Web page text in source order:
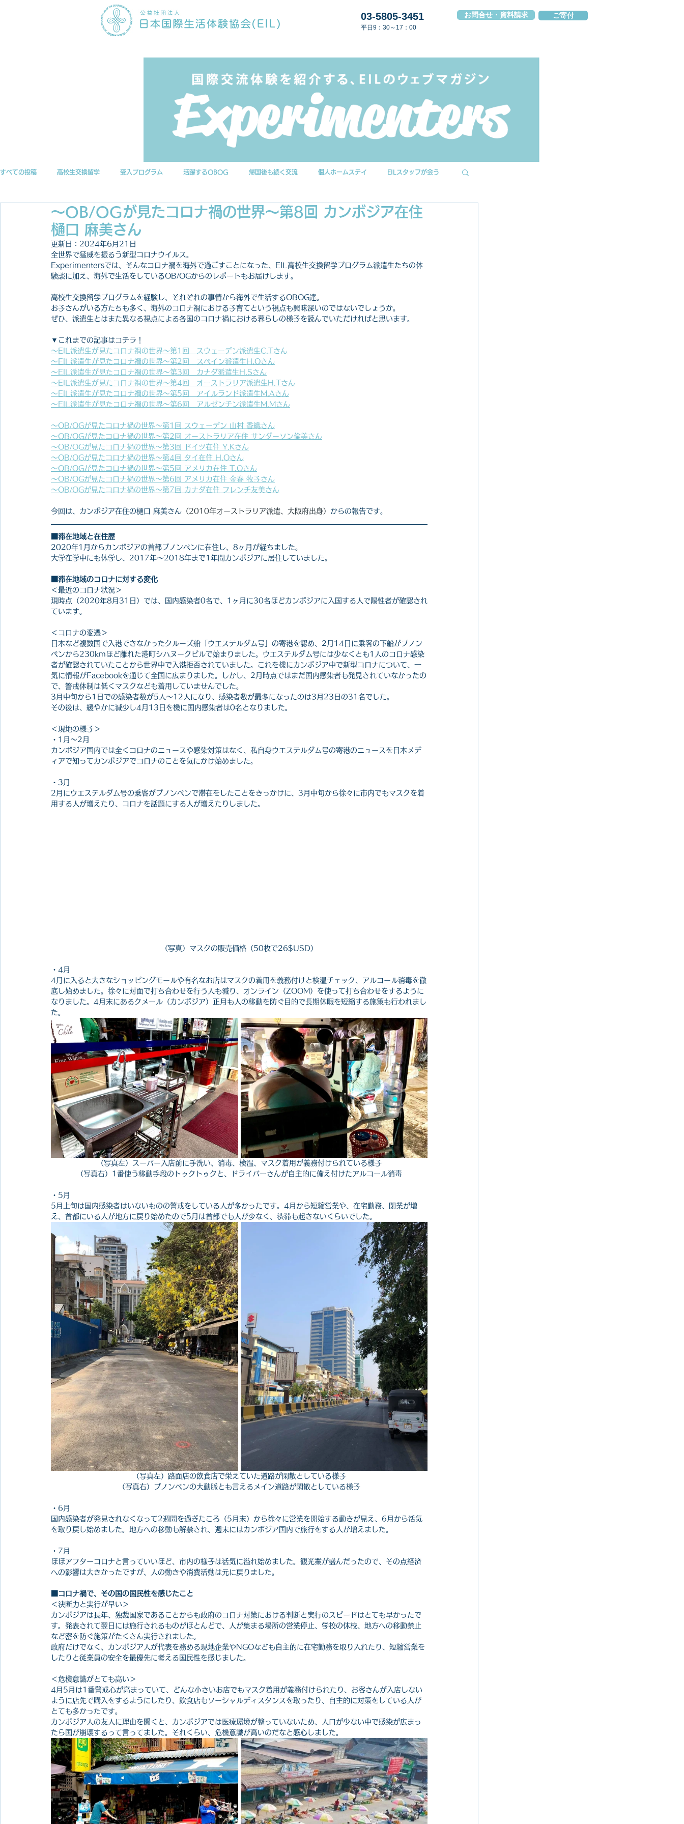
03-5805-3451
平日9：30～17：00
お問合せ・資料請求 ご寄付
すべての投稿 高校生交換留学 受入プログラム 活躍するOBOG 帰国後も続く交流 個人ホームステイ EILスタッフが会う
インターンシップ ニュース EILアーカイブ
～OB/OGが見たコロナ禍の世界～第8回 カンボジア在住
樋口 麻美さん
更新日： 2024年6月21日
全世界で猛威を振るう新型コロナウイルス。
Experimentersでは、そんなコロナ禍を海外で過ごすことになった、EIL高校生交換留学プログラム派遣生たちの体
験談に加え、海外で生活をしているOB/OGからのレポートもお届けします。
高校生交換留学プログラムを経験し、それぞれの事情から海外で生活するOBOG達。
お子さんがいる方たちも多く、海外のコロナ禍における子育てという視点も興味深いのではないでしょうか。
ぜひ、派遣生とはまた異なる視点による各国のコロナ禍における暮らしの様子を読んでいただければと思います。
▼これまでの記事はコチラ！
～EIL派遣生が見たコロナ禍の世界～第1回　スウェーデン派遣生C.Tさん
～EIL派遣生が見たコロナ禍の世界～第2回　スペイン派遣生H.Oさん
～EIL派遣生が見たコロナ禍の世界～第3回　カナダ派遣生H.Sさん
～EIL派遣生が見たコロナ禍の世界～第4回　オーストラリア派遣生H.Tさん
～EIL派遣生が見たコロナ禍の世界～第5回　アイルランド派遣生M.Aさん
～EIL派遣生が見たコロナ禍の世界～第6回　アルゼンチン派遣生M.Mさん
～OB/OGが見たコロナ禍の世界～第1回 スウェーデン 山村 香織さん
～OB/OGが見たコロナ禍の世界～第2回 オーストラリア在住 サンダーソン倫美さん
～OB/OGが見たコロナ禍の世界～第3回 ドイツ在住 Y.Kさん
～OB/OGが見たコロナ禍の世界～第4回 タイ在住 H.Oさん
～OB/OGが見たコロナ禍の世界～第5回 アメリカ在住 T.Oさん
～OB/OGが見たコロナ禍の世界～第6回 アメリカ在住 金春 牧子さん
～OB/OGが見たコロナ禍の世界～第7回 カナダ在住 フレンチ友美さん
今回は、カンボジア在住の樋口 麻美さん （2010年オーストラリア派遣、大阪府出身） からの報告です。
■滞在地域と在住歴
2020年1月からカンボジアの首都プノンペンに在住し、8ヶ月が経ちました。
大学在学中にも休学し、2017年〜2018年まで1年間カンボジアに居住していました。
■滞在地域のコロナに対する変化
＜最近のコロナ状況＞
現時点（2020年8月31日）では、国内感染者0名で、1ヶ月に30名ほどカンボジアに入国する人で陽性者が確認され
ています。
＜コロナの変遷＞
日本など複数国で入港できなかったクルーズ船「ウエステルダム号」の寄港を認め、2月14日に乗客の下船がプノン
ペンから230kmほど離れた港町シハヌークビルで始まりました。ウエステルダム号には少なくとも1人のコロナ感染
者が確認されていたことから世界中で入港拒否されていました。これを機にカンボジア中で新型コロナについて、一
気に情報がFacebookを通じて全国に広まりました。しかし、2月時点ではまだ国内感染者も発見されていなかったの
で、警戒体制は低くマスクなども着用していませんでした。
3月中旬から1日での感染者数が5人〜12人になり、感染者数が最多になったのは3月23日の31名でした。
その後は、緩やかに減少し4月13日を機に国内感染者は0名となりました。
＜現地の様子＞
・1月〜2月
カンボジア国内では全くコロナのニュースや感染対策はなく、私自身ウエステルダム号の寄港のニュースを日本メデ
ィアで知ってカンボジアでコロナのことを気にかけ始めました。
・3月
2月にウエステルダム号の乗客がプノンペンで滞在をしたことをきっかけに、3月中旬から徐々に市内でもマスクを着
用する人が増えたり、コロナを話題にする人が増えたりしました。
（写真）マスクの販売価格（50枚で26$USD）
・4月
4月に入ると大きなショッピングモールや有名なお店はマスクの着用を義務付けと検温チェック、アルコール消毒を徹
底し始めました。徐々に対面で打ち合わせを行う人も減り、オンライン（ZOOM）を使って打ち合わせをするように
なりました。4月末にあるクメール（カンボジア）正月も人の移動を防ぐ目的で長期休暇を短縮する施策も行われまし
た。
（写真左）スーパー入店前に手洗い、消毒、検温、マスク着用が義務付けられている様子
（写真右）1番使う移動手段のトゥクトゥクと、ドライバーさんが自主的に備え付けたアルコール消毒
・5月
5月上旬は国内感染者はいないものの警戒をしている人が多かったです。4月から短縮営業や、在宅勤務、閉業が増
え、首都にいる人が地方に戻り始めたので5月は首都でも人が少なく、渋滞も起きないくらいでした。
（写真左）路面店の飲食店で栄えていた道路が閑散としている様子
（写真右）プノンペンの大動脈とも言えるメイン道路が閑散としている様子
・6月
国内感染者が発見されなくなって2週間を過ぎたころ（5月末）から徐々に営業を開始する動きが見え、6月から活気
を取り戻し始めました。地方への移動も解禁され、週末にはカンボジア国内で旅行をする人が増えました。
・7月
ほぼアフターコロナと言っていいほど、市内の様子は活気に溢れ始めました。観光業が盛んだったので、その点経済
への影響は大きかったですが、人の動きや消費活動は元に戻りました。
■コロナ禍で、その国の国民性を感じたこと
＜決断力と実行が早い＞
カンボジアは長年、独裁国家であることからも政府のコロナ対策における判断と実行のスピードはとても早かったで
す。発表されて翌日には施行されるものがほとんどで、人が集まる場所の営業停止、学校の休校、地方への移動禁止
など密を防ぐ施策がたくさん実行されました。
政府だけでなく、カンボジア人が代表を務める現地企業やNGOなども自主的に在宅勤務を取り入れたり、短縮営業を
したりと従業員の安全を最優先に考える国民性を感じました。
＜危機意識がとても高い＞
4月5月は1番警戒心が高まっていて、どんな小さいお店でもマスク着用が義務付けられたり、お客さんが入店しない
ように店先で購入をするようにしたり、飲食店もソーシャルディスタンスを取ったり、自主的に対策をしている人が
とても多かったです。
カンボジア人の友人に理由を聞くと、カンボジアでは医療環境が整っていないため、人口が少ない中で感染が広まっ
たら国が崩壊するって言ってました。それくらい、危機意識が高いのだなと感心しました。